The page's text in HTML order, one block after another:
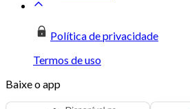
Política de privacidade
Termos de uso
Baixe o app